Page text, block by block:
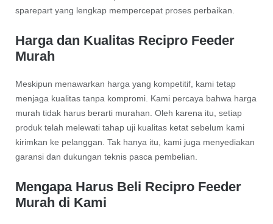
sparepart yang lengkap mempercepat proses perbaikan.
Harga dan Kualitas Recipro Feeder
Murah
Meskipun menawarkan harga yang kompetitif, kami tetap
menjaga kualitas tanpa kompromi. Kami percaya bahwa harga
murah tidak harus berarti murahan. Oleh karena itu, setiap
produk telah melewati tahap uji kualitas ketat sebelum kami
kirimkan ke pelanggan. Tak hanya itu, kami juga menyediakan
garansi dan dukungan teknis pasca pembelian.
Mengapa Harus Beli Recipro Feeder
Murah di Kami